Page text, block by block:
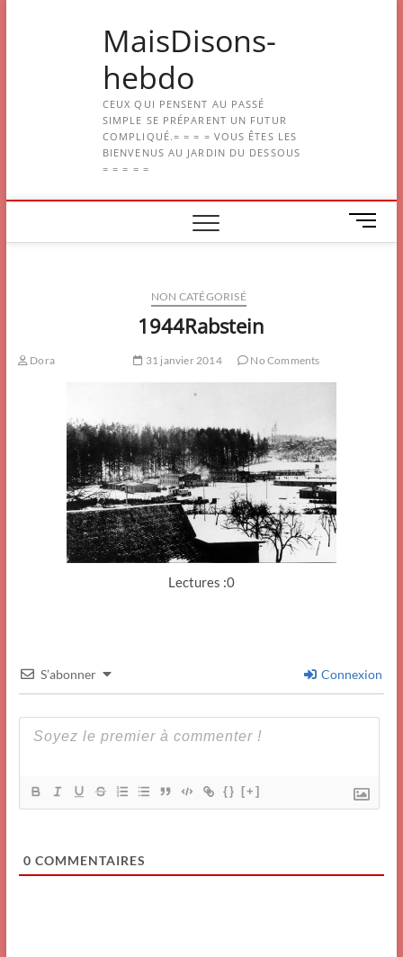
MaisDisons-
hebdo
CEUX QUI PENSENT AU PASSÉ
SIMPLE SE PRÉPARENT UN FUTUR
COMPLIQUÉ.= = = = VOUS ÊTES LES
BIENVENUS AU JARDIN DU DESSOUS
= = = = =
M
e
NON CATÉGORISÉ
1944Rabstein
Dora 31 janvier 2014 No Comments
Lectures :0
S’abonner Connexion
{} [+]
0 COMMENTAIRES